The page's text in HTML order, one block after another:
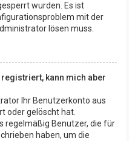
wurden. Es ist
mit der
lösen muss.
kann mich aber
Ihr Benutzerkonto aus
oder gelöscht hat.
regelmäßig Benutzer, die für
haben, um die